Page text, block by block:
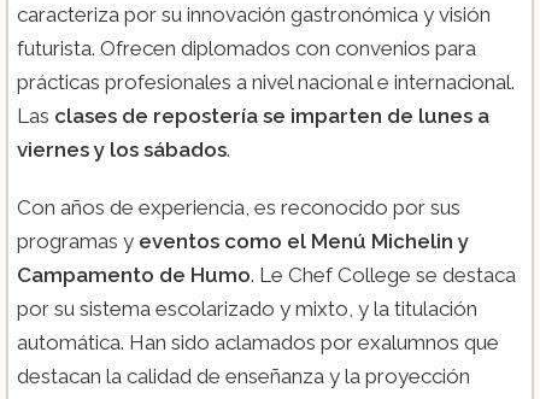
caracteriza por su innovación gastronómica y visión
futurista. Ofrecen diplomados con convenios para
prácticas profesionales a nivel nacional e internacional.
Las clases de repostería se imparten de lunes a
viernes y los sábados.
Con años de experiencia, es reconocido por sus
programas y eventos como el Menú Michelin y
Campamento de Humo. Le Chef College se destaca
por su sistema escolarizado y mixto, y la titulación
automática. Han sido aclamados por exalumnos que
destacan la calidad de enseñanza y la proyección